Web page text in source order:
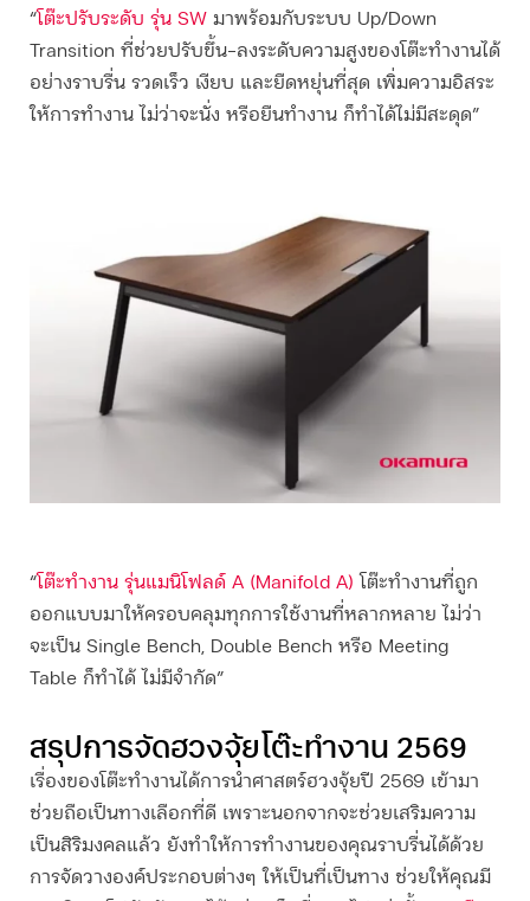
“ โต๊ะปรับระดับ รุ่น SW มาพร้อมกับระบบ Up/Down
Transition ที่ช่วยปรับขึ้น-ลงระดับความสูงของโต๊ะทำงานได้
อย่างราบรื่น รวดเร็ว เงียบ และยืดหยุ่นที่สุด เพิ่มความอิสระ
ให้การทำงาน ไม่ว่าจะนั่ง หรือยืนทำงาน ก็ทำได้ไม่มีสะดุด”
“ โต๊ะทำงาน รุ่นแมนิโฟลด์ A (Manifold A) โต๊ะทำงานที่ถูก
ออกแบบมาให้ครอบคลุมทุกการใช้งานที่หลากหลาย ไม่ว่า
จะเป็น Single Bench, Double Bench หรือ Meeting
Table ก็ทำได้ ไม่มีจำกัด”
สรุปการจัดฮวงจุ้ยโต๊ะทํางาน 2569
เรื่องของโต๊ะทำงานได้การนำศาสตร์ฮวงจุ้ยปี 2569 เข้ามา
ช่วยถือเป็นทางเลือกที่ดี เพราะนอกจากจะช่วยเสริมความ
เป็นสิริมงคลแล้ว ยังทำให้การทำงานของคุณราบรื่นได้ด้วย
การจัดวางองค์ประกอบต่างๆ ให้เป็นที่เป็นทาง ช่วยให้คุณมี